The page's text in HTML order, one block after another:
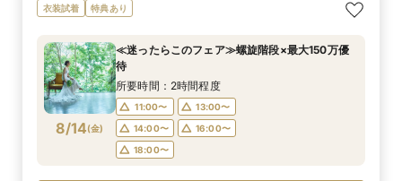
8/13(木)
≪オンライン相談≫30分～OK！会場/金額/日程
*聞きたいことだけ
13:00〜
15:00〜
17:00〜
フェアを予約
8/13(木)
≪ドレス試着付≫札幌花嫁に人気の衣装試着*最
大150万優待
14:00〜
16:00〜
フェアを予約
8/13(木)
≪夜遅い時間からOK≫お仕事＆デート帰り／1時
間でご案内可能
18:00〜
19:00〜
フェアを予約
8/13(木)
≪1軒目見学がお得≫お祝いギフト付☆ゼロから
わかる
14:00〜
16:00〜
18:00〜
フェアを予約
8/13(木)
≪大聖堂挙式×螺旋階段≫2会場見学ツアー*
11:00〜
13:00〜
フェアを予約
8/13(木)
≪迷ったらこのフェア≫螺旋階段×最大150万優
待
14:00〜
16:00〜
18:00〜
フェアを予約
8/13(木)
≪螺旋階段入場*花嫁体験≫≫料理高評価◎最大
150万特典
14:00〜
16:00〜
18:00〜
フェアを予約
衣装試着 特典あり
8/14(金)
≪迷ったらこのフェア≫螺旋階段×最大150万優
待
所要時間：2時間程度
11:00〜
13:00〜
14:00〜
16:00〜
18:00〜